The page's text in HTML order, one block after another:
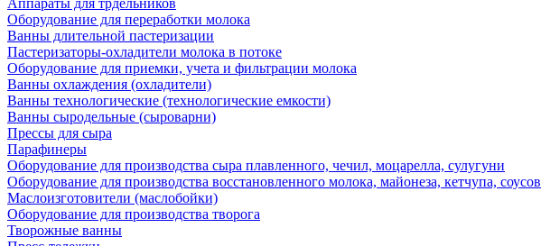
Аппараты для трдельников
Оборудование для переработки молока
Ванны длительной пастеризации
Пастеризаторы-охладители молока в потоке
Оборудование для приемки, учета и фильтрации молока
Ванны охлаждения (охладители)
Ванны технологические (технологические емкости)
Ванны сыродельные (сыроварни)
Прессы для сыра
Парафинеры
Оборудование для производства сыра плавленного, чечил, моцарелла, сулугуни
Оборудование для производства восстановленного молока, майонеза, кетчупа, соусов
Маслоизготовители (маслобойки)
Оборудование для производства творога
Творожные ванны